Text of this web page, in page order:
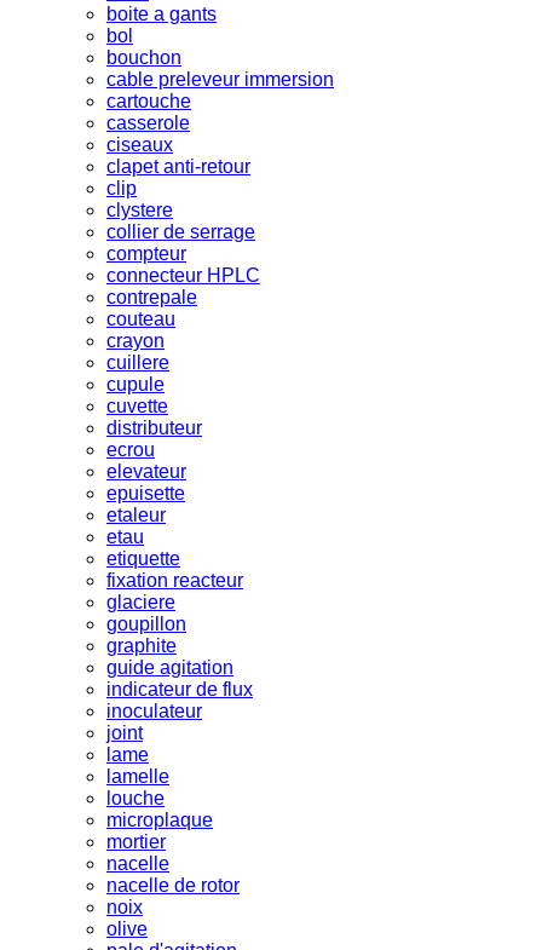
boite a gants
bol
bouchon
cable preleveur immersion
cartouche
casserole
ciseaux
clapet anti-retour
clip
clystere
collier de serrage
compteur
connecteur HPLC
contrepale
couteau
crayon
cuillere
cupule
cuvette
distributeur
ecrou
elevateur
epuisette
etaleur
etau
etiquette
fixation reacteur
glaciere
goupillon
graphite
guide agitation
indicateur de flux
inoculateur
joint
lame
lamelle
louche
microplaque
mortier
nacelle
nacelle de rotor
noix
olive